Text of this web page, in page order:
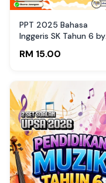
PPT 2025 Bahasa
Inggeris SK Tahun 6 by
RM 15.00